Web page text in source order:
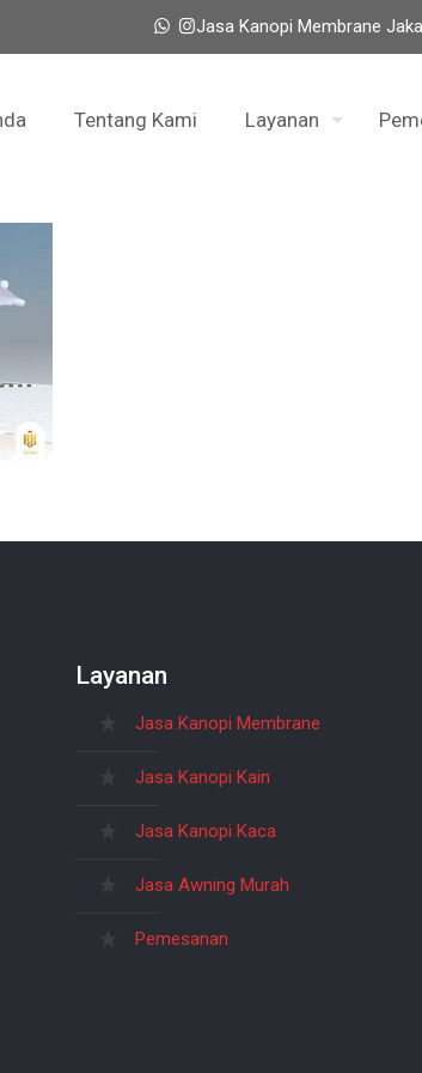
Jasa Kanopi Membrane
Tentang Kami Layanan
Layanan
Jasa Kanopi Membrane
Jasa Kanopi Kain
Jasa Kanopi Kaca
Jasa Awning Murah
Pemesanan